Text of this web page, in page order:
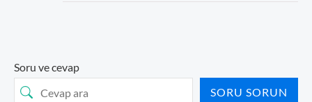
Soru ve cevap
SORU SORUN